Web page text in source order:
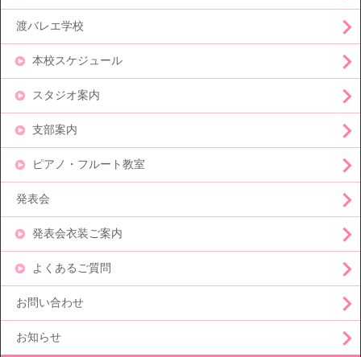
渡バレエ学校
本校スケジュール
スタジオ案内
支部案内
ピアノ・フルート教室
発表会
発表会衣装ご案内
よくあるご質問
お問い合わせ
お知らせ